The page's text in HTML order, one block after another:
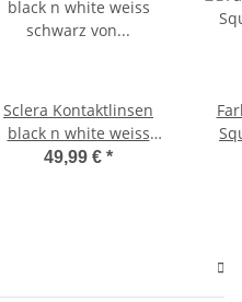
Sclera Kontaktlinsen
black n white weiss
schwarz von eyecatcher
49,99 € *